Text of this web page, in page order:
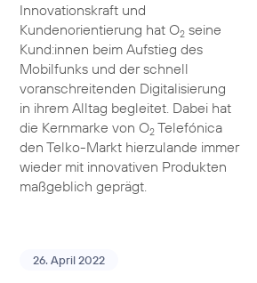
Innovationskraft und
Kundenorientierung hat O2seine
Kund:innen beim Aufstieg des
Mobilfunks und der schnell
voranschreitenden Digitalisierung
in ihrem Alltag begleitet. Dabei hat
die Kernmarke von O2Telefónica
den Telko-Markt hierzulande immer
wieder mit innovativen Produkten
maßgeblich geprägt.
26. April 2022